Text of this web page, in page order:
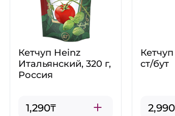
Кетчуп Heinz
Итальянский, 320 г,
Россия
1,290₸
ст/бут